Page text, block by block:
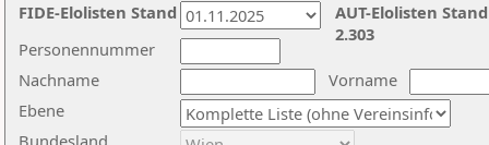
Nachname
Vorname
Ebene
Personennummer
Bundesland
AUT-Elolisten
2.303
FIDE-Elolisten Stand